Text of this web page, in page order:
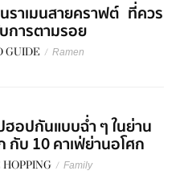
ราเมนสายคราฟต์ ที่ควร
การตามรอย
GUIDE / Ramen
ฮอปกันแบบฉ่ำ ๆ ในย่าน
กับ 10 คาเฟ่ย่านอโศก
HOPPING / Family